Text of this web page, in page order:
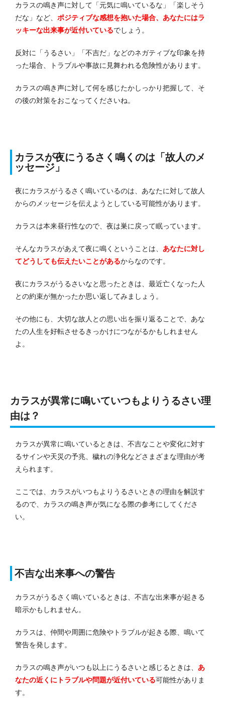
カラスの鳴き声に対して「元気に鳴いているな」「楽しそう
だな」など、 ポジティブな感想を抱いた場合、あなたにはラ
ッキーな出来事が近付いているでしょう。
反対に「うるさい」「不吉だ」などのネガティブな印象を持
った場合、トラブルや事故に見舞われる危険性があります。
カラスの鳴き声に対して何を感じたかしっかり把握して、そ
の後の対策をおこなってくださいね。
カラスが夜にうるさく鳴くのは「故人のメ
ッセージ」
夜にカラスがうるさく鳴いているのは、あなたに対して故人
からのメッセージを伝えようとしている可能性があります。
カラスは本来昼行性なので、夜は巣に戻って眠っています。
そんなカラスがあえて夜に鳴くということは、 あなたに対し
てどうしても伝えたいことがあるからなのです。
夜にカラスがうるさいなと思ったときは、最近亡くなった人
との約束が無かったか思い返してみましょう。
その他にも、大切な故人との思い出を振り返ることで、あな
たの人生を好転させるきっかけにつながるかもしれません
よ。
カラスが異常に鳴いていつもよりうるさい理
由は？
カラスが異常に鳴いているときは、不吉なことや変化に対す
るサインや天災の予兆、穢れの浄化などさまざまな理由が考
えられます。
ここでは、カラスがいつもよりうるさいときの理由を解説す
るので、カラスの鳴き声が気になる際の参考にしてくださ
い。
不吉な出来事への警告
カラスがうるさく鳴いているときは、不吉な出来事が起きる
暗示かもしれません。
カラスは、仲間や周囲に危険やトラブルが起きる際、鳴いて
警告を発します。
カラスの鳴き声がいつも以上にうるさいと感じるときは、 あ
なたの近くにトラブルや問題が近付いている可能性がありま
す。